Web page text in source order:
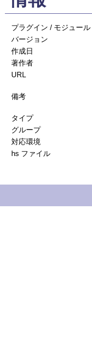
プラグイン / モジュール
バージョン
作成日
著作者
URL
備考
タイプ
グループ
対応環境
hs ファイル